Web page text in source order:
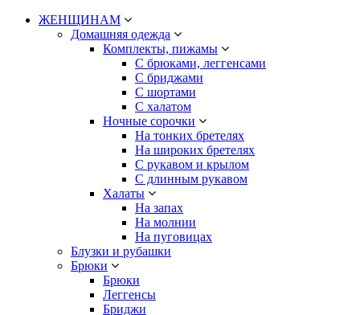
ЖЕНЩИНАМ
Домашняя одежда
Комплекты, пижамы
С брюками, леггенсами
С бриджами
С шортами
С халатом
Ночные сорочки
На тонких бретелях
На широких бретелях
С рукавом и крылом
С длинным рукавом
Халаты
На запах
На молнии
На пуговицах
Блузки и рубашки
Брюки
Брюки
Леггенсы
Бриджи